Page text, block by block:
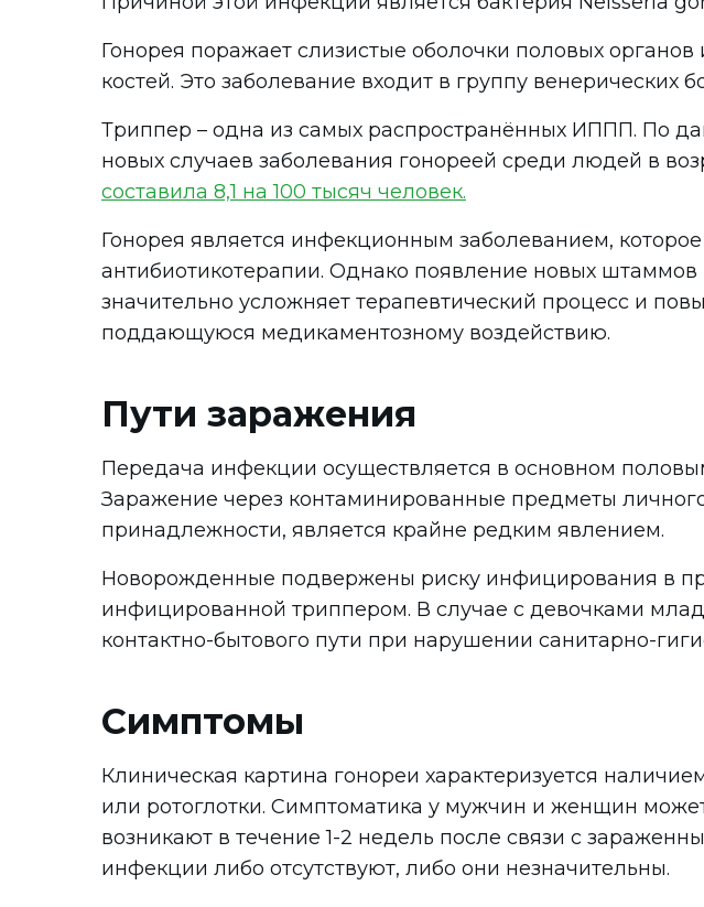
Гонорея поражает слизистые оболочки половых
костей. Это заболевание входит в группу венерических
Триппер – одна из самых распространённых ИППП. По
новых случаев заболевания гонореей среди людей в
составила 8,1 на 100 тысяч человек.
Гонорея является инфекционным заболеванием,
антибиотикотерапии. Однако появление новых штаммов
значительно усложняет терапевтический процесс и
поддающуюся медикаментозному воздействию.
Пути заражения
Передача инфекции осуществляется в основном
Заражение через контаминированные предметы
принадлежности, является крайне редким явлением.
Новорожденные подвержены риску инфицирования в
инфицированной триппером. В случае с девочками
контактно-бытового пути при нарушении санитарно-
Симптомы
Клиническая картина гонореи характеризуется
или ротоглотки. Симптоматика у мужчин и женщин
возникают в течение 1-2 недель после связи с
инфекции либо отсутствуют, либо они незначительны.